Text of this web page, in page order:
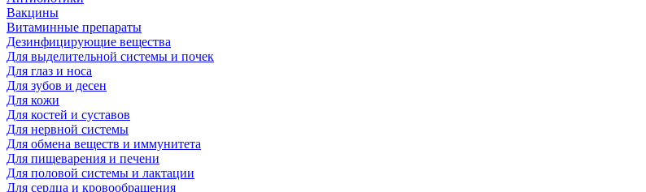
Вакцины
Витаминные препараты
Дезинфицирующие вещества
Для выделительной системы и почек
Для глаз и носа
Для зубов и десен
Для кожи
Для костей и суставов
Для нервной системы
Для обмена веществ и иммунитета
Для пищеварения и печени
Для половой системы и лактации
Для сердца и кровообращения